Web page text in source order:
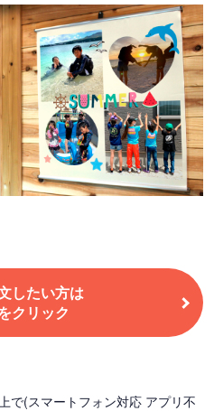
したい方は
クリック
で(スマートフォン対応 アプリ不